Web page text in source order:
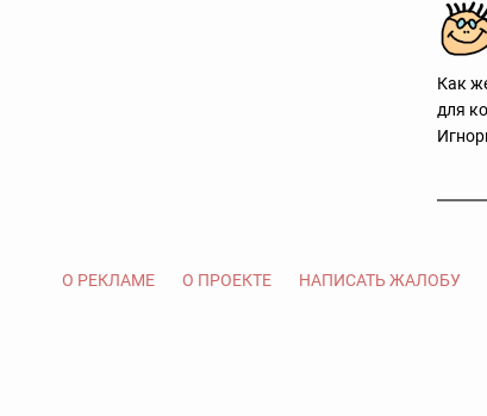
Как
для
О РЕКЛАМЕ О ПРОЕКТЕ НАПИСАТЬ ЖАЛОБУ